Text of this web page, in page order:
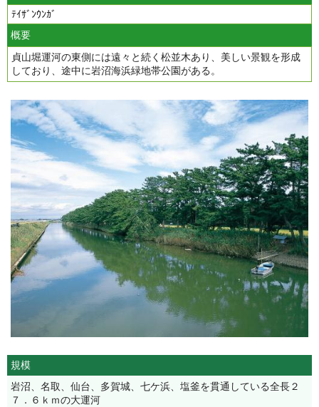
ﾃｲｻﾞﾝｳﾝｶﾞ
概要
貞山堀運河の東側には遠々と続く松並木あり、美しい景観を形成
しており、途中に岩沼海浜緑地帯公園がある。
規模
岩沼、名取、仙台、多賀城、七ケ浜、塩釜を貫通している全長２
７．６ｋｍの大運河